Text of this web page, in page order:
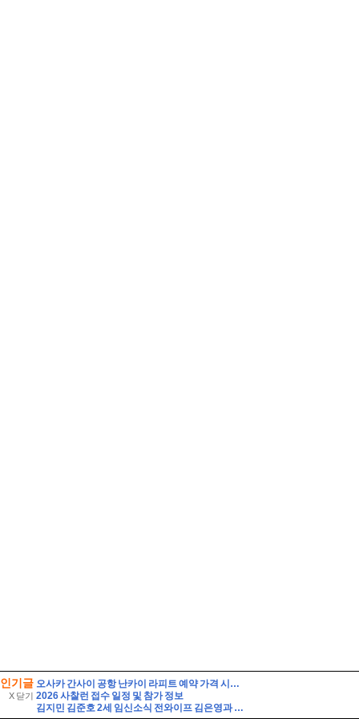
인기글
X 닫기
오사카 간사이 공항 난카이 라피트 예약 가격 시간표 타는법
2026 사찰런 접수 일정 및 참가 정보
김지민 김준호 2세 임신소식 전와이프 김은영과 자녀는?